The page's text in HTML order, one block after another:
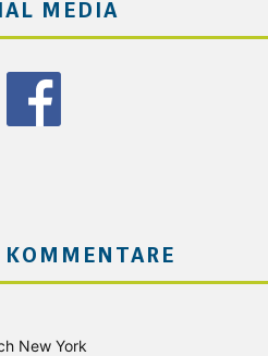
MEDIA
KOMMENTARE
New York